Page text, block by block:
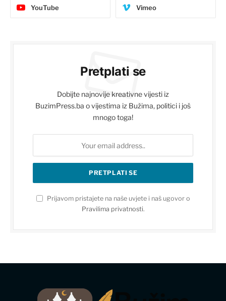
YouTube Vimeo
Pretplati se
Dobijte najnovije kreativne vijesti iz
BuzimPress.ba o vijestima iz Bužima, politici i još
mnogo toga!
Prijavom pristajete na naše uvjete i naš ugovor o
Pravilima privatnosti.